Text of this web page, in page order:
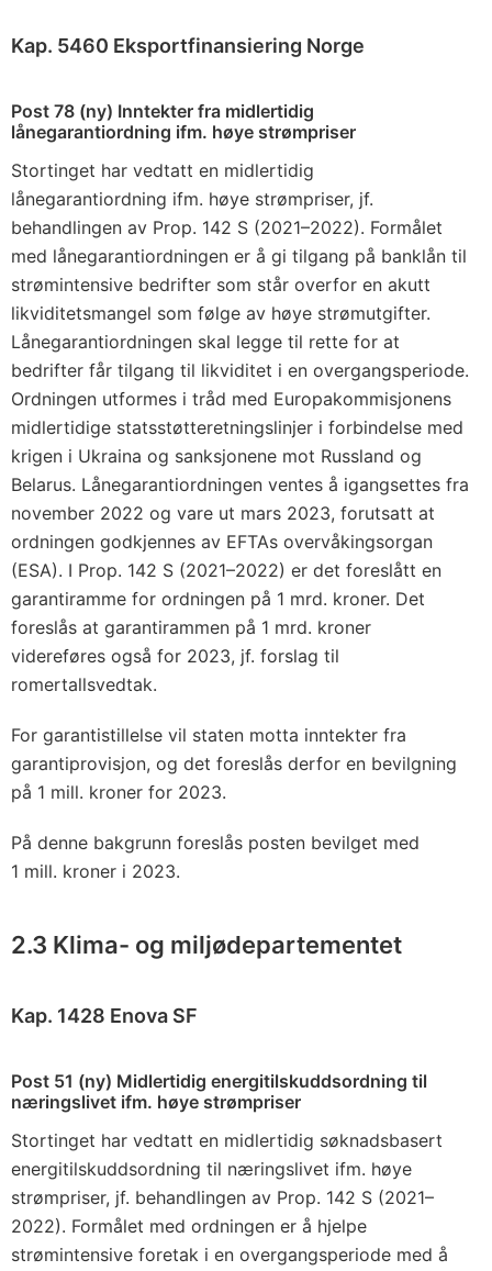
Kap. 5460 Eksportfinansiering Norge
Post 78 (ny) Inntekter fra midlertidig
lånegarantiordning ifm. høye strømpriser
Stortinget har vedtatt en midlertidig
lånegarantiordning ifm. høye strømpriser, jf.
behandlingen av Prop. 142 S (2021–2022). Formålet
med lånegarantiordningen er å gi tilgang på banklån til
strømintensive bedrifter som står overfor en akutt
likviditetsmangel som følge av høye strømutgifter.
Lånegarantiordningen skal legge til rette for at
bedrifter får tilgang til likviditet i en overgangsperiode.
Ordningen utformes i tråd med Europakommisjonens
midlertidige statsstøtteretningslinjer i forbindelse med
krigen i Ukraina og sanksjonene mot Russland og
Belarus. Lånegarantiordningen ventes å igangsettes fra
november 2022 og vare ut mars 2023, forutsatt at
ordningen godkjennes av EFTAs overvåkingsorgan
(ESA). I Prop. 142 S (2021–2022) er det foreslått en
garantiramme for ordningen på 1 mrd. kroner. Det
foreslås at garantirammen på 1 mrd. kroner
videreføres også for 2023, jf. forslag til
romertallsvedtak.
For garantistillelse vil staten motta inntekter fra
garantiprovisjon, og det foreslås derfor en bevilgning
på 1 mill. kroner for 2023.
På denne bakgrunn foreslås posten bevilget med
1 mill. kroner i 2023.
2.3 Klima- og miljødepartementet
Kap. 1428 Enova SF
Post 51 (ny) Midlertidig energitilskuddsordning til
næringslivet ifm. høye strømpriser
Stortinget har vedtatt en midlertidig søknadsbasert
energitilskuddsordning til næringslivet ifm. høye
strømpriser, jf. behandlingen av Prop. 142 S (2021–
2022). Formålet med ordningen er å hjelpe
strømintensive foretak i en overgangsperiode med å